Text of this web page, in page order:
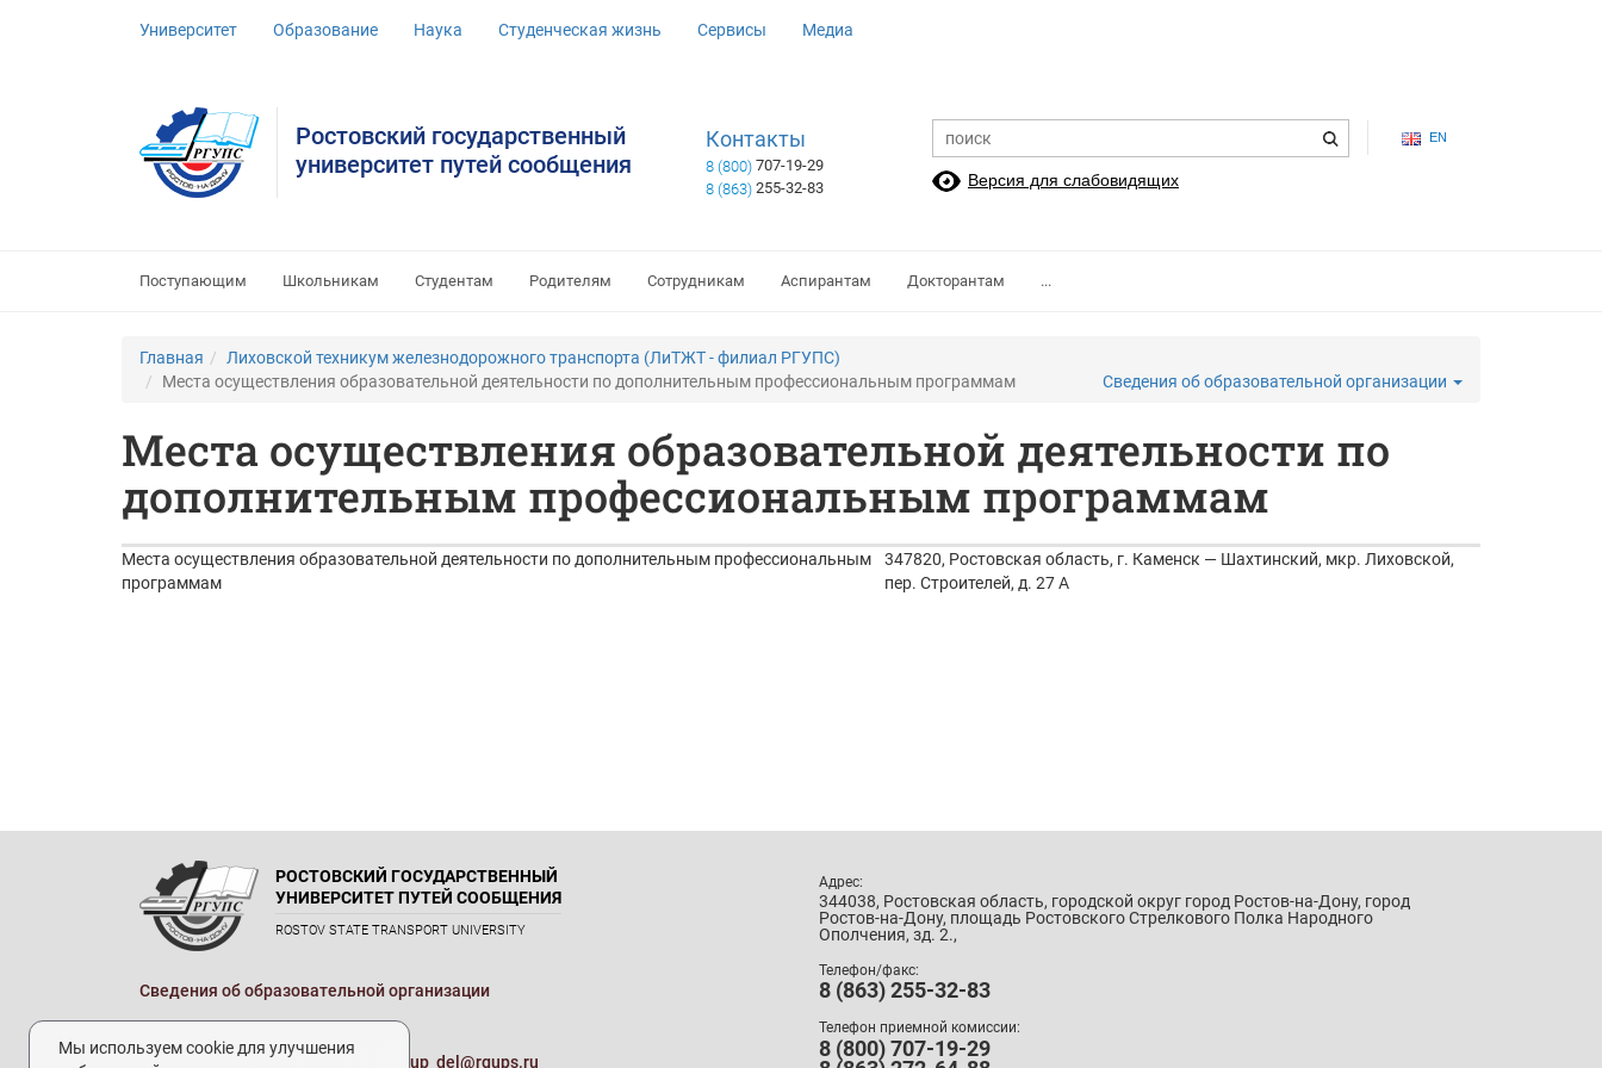
Университет Образование Наука Студенческая жизнь Сервисы Медиа
EN
Ростовский государственный
университет путей сообщения
Контакты
8 (800) 707-19-29
8 (863) 255-32-83 Версия для слабовидящих
Поступающим Школьникам Студентам Родителям Сотрудникам Аспирантам Докторантам ...
Главная
Лиховской техникум железнодорожного транспорта (ЛиТЖТ - филиал РГУПС)
Места осуществления образовательной деятельности по дополнительным профессиональным программам
Сведения об образовательной организации
Места осуществления образовательной деятельности по
дополнительным профессиональным программам
Места осуществления образовательной деятельности по дополнительным профессиональным
программам
347820, Ростовская область, г. Каменск — Шахтинский, мкр. Лиховской,
пер. Строителей, д. 27 А
РОСТОВСКИЙ ГОСУДАРСТВЕННЫЙ
УНИВЕРСИТЕТ ПУТЕЙ СООБЩЕНИЯ
ROSTOV STATE TRANSPORT UNIVERSITY
Сведения об образовательной организации
Реквизиты
Электронная почта университета: up_del@rgups.ru
Адрес:
344038, Ростовская область, городской округ город Ростов-на-Дону, город
Ростов-на-Дону, площадь Ростовского Стрелкового Полка Народного
Ополчения, зд. 2.,
Телефон/факс:
8 (863) 255-32-83
Телефон приемной комиссии:
8 (800) 707-19-29
Мы используем cookie для улучшения